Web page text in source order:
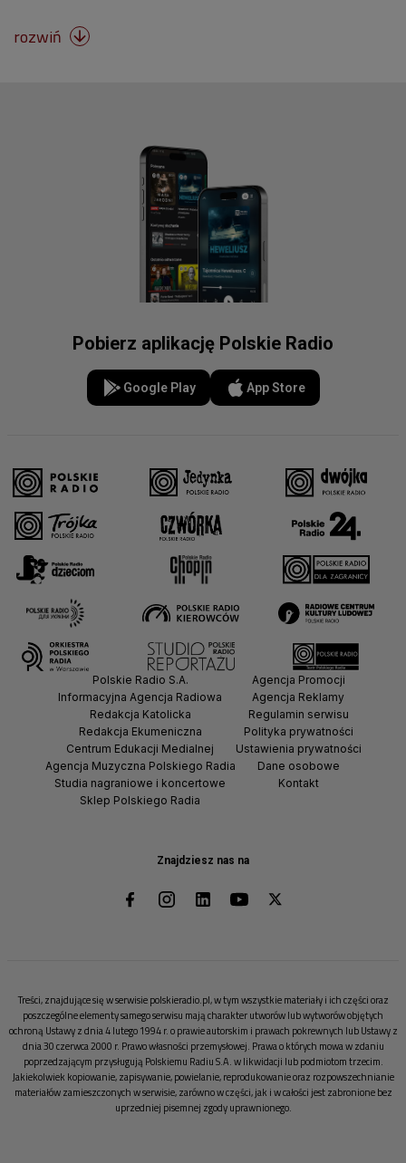
rozwiń 
Pobierz aplikację Polskie Radio
Google Play App Store
Znajdziesz nas na
Polskie Radio S.A.
Informacyjna Agencja Radiowa
Redakcja Katolicka
Redakcja Ekumeniczna
Centrum Edukacji Medialnej
Agencja Muzyczna Polskiego Radia
Studia nagraniowe i koncertowe
Sklep Polskiego Radia
Agencja Promocji
Agencja Reklamy
Regulamin serwisu
Polityka prywatności
Ustawienia prywatności
Dane osobowe
Kontakt
Treści, znajdujące się w serwisie polskieradio.pl, w tym wszystkie materiały i ich części oraz
poszczególne elementy samego serwisu mają charakter utworów lub wytworów objętych
ochroną Ustawy z dnia 4 lutego 1994 r. o prawie autorskim i prawach pokrewnych lub Ustawy z
dnia 30 czerwca 2000 r. Prawo własności przemysłowej. Prawa o których mowa w zdaniu
poprzedzającym przysługują Polskiemu Radiu S.A. w likwidacji lub podmiotom trzecim.
Jakiekolwiek kopiowanie, zapisywanie, powielanie, reprodukowanie oraz rozpowszechnianie
materiałów zamieszczonych w serwisie, zarówno w części, jak i w całości jest zabronione bez
uprzedniej pisemnej zgody uprawnionego.